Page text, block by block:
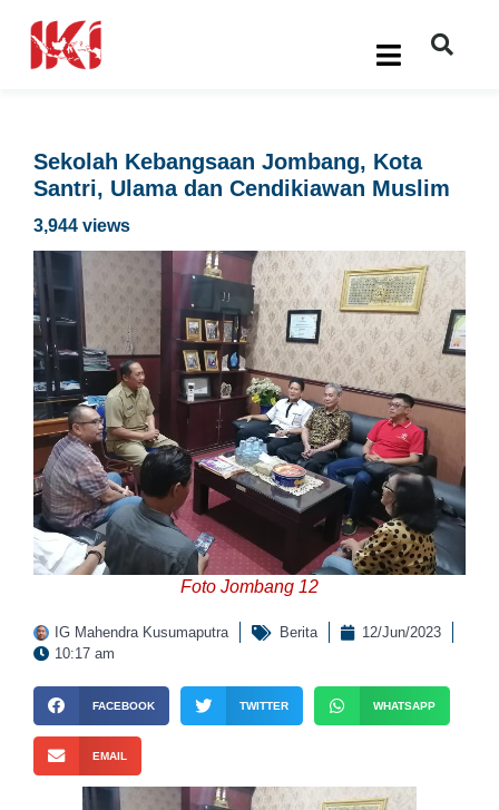
Sekolah Kebangsaan Jombang, Kota
Santri, Ulama dan Cendikiawan Muslim
3,944 views
Foto Jombang 12
IG Mahendra Kusumaputra Berita
12/Jun/2023
10:17 am
FACEBOOK TWITTER WHATSAPP
EMAIL